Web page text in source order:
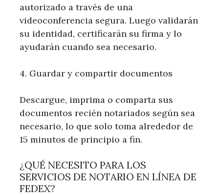
autorizado a través de una
videoconferencia segura. Luego validarán
su identidad, certificarán su firma y lo
ayudarán cuando sea necesario.
4. Guardar y compartir documentos
Descargue, imprima o comparta sus
documentos recién notariados según sea
necesario, lo que solo toma alrededor de
15 minutos de principio a fin.
¿QUÉ NECESITO PARA LOS
SERVICIOS DE NOTARIO EN LÍNEA DE
FEDEX?